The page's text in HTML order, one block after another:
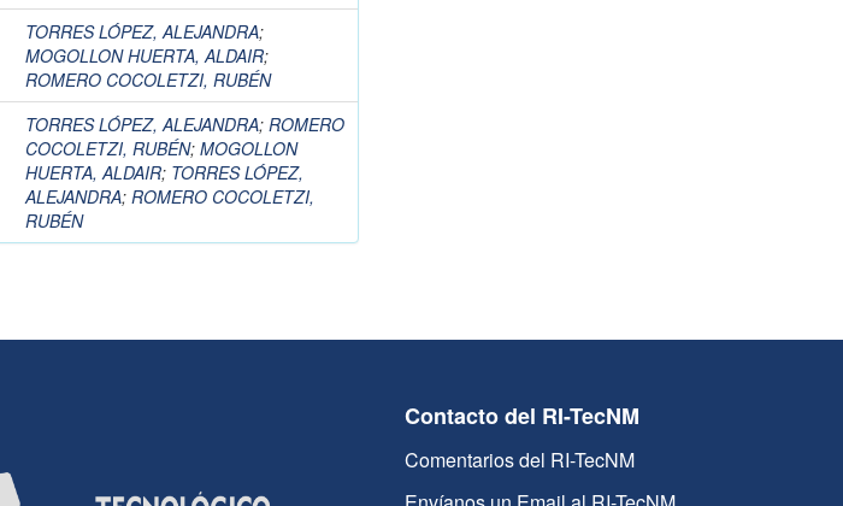
TORRES LÓPEZ, ALEJANDRA;
MOGOLLON HUERTA, ALDAIR;
ROMERO COCOLETZI, RUBÉN
TORRES LÓPEZ, ALEJANDRA; ROMERO
COCOLETZI, RUBÉN; MOGOLLON
HUERTA, ALDAIR; TORRES LÓPEZ,
ALEJANDRA; ROMERO COCOLETZI,
RUBÉN
Contacto del RI-TecNM
Comentarios del RI-TecNM